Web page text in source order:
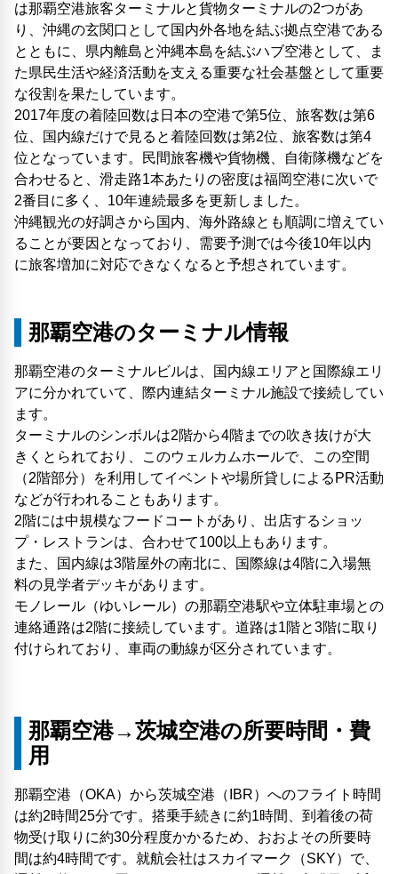
は那覇空港旅客ターミナルと貨物ターミナルの2つがあ
り、沖縄の玄関口として国内外各地を結ぶ拠点空港である
とともに、県内離島と沖縄本島を結ぶハブ空港として、ま
た県民生活や経済活動を支える重要な社会基盤として重要
な役割を果たしています。
2017年度の着陸回数は日本の空港で第5位、旅客数は第6
位、国内線だけで見ると着陸回数は第2位、旅客数は第4
位となっています。民間旅客機や貨物機、自衛隊機などを
合わせると、滑走路1本あたりの密度は福岡空港に次いで
2番目に多く、10年連続最多を更新しました。
沖縄観光の好調さから国内、海外路線とも順調に増えてい
ることが要因となっており、需要予測では今後10年以内
に旅客増加に対応できなくなると予想されています。
那覇空港のターミナル情報
那覇空港のターミナルビルは、国内線エリアと国際線エリ
アに分かれていて、際内連結ターミナル施設で接続してい
ます。
ターミナルのシンボルは2階から4階までの吹き抜けが大
きくとられており、このウェルカムホールで、この空間
（2階部分）を利用してイベントや場所貸しによるPR活動
などが行われることもあります。
2階には中規模なフードコートがあり、出店するショッ
プ・レストランは、合わせて100以上もあります。
また、国内線は3階屋外の南北に、国際線は4階に入場無
料の見学者デッキがあります。
モノレール（ゆいレール）の那覇空港駅や立体駐車場との
連絡通路は2階に接続しています。道路は1階と3階に取り
付けられており、車両の動線が区分されています。
那覇空港→茨城空港の所要時間・費
用
那覇空港（OKA）から茨城空港（IBR）へのフライト時間
は約2時間25分です。搭乗手続きに約1時間、到着後の荷
物受け取りに約30分程度かかるため、おおよその所要時
間は約4時間です。就航会社はスカイマーク（SKY）で、